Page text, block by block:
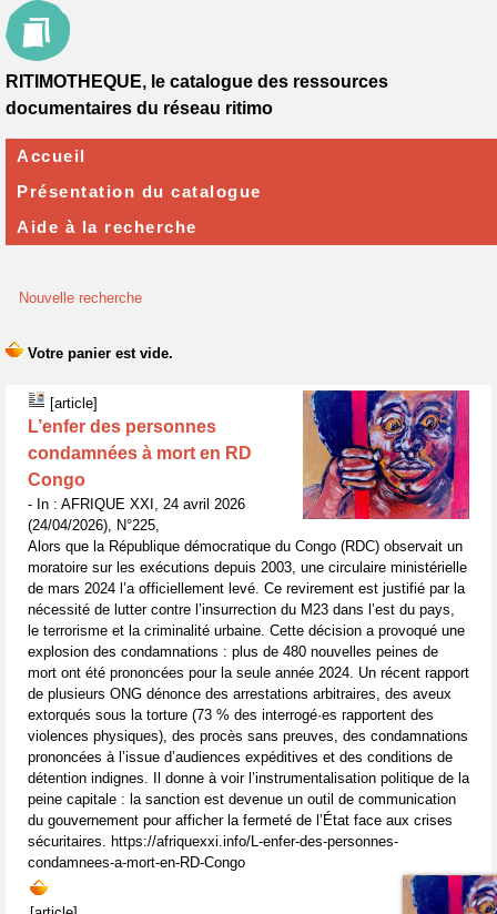
Nouvelle recherche
[article]
L’enfer des personnes
condamnées à mort en RD
Congo
- In : AFRIQUE XXI, 24 avril 2026
(24/04/2026), N°225,
Alors que la République démocratique du Congo (RDC) observait un
moratoire sur les exécutions depuis 2003, une circulaire ministérielle
de mars 2024 l’a officiellement levé. Ce revirement est justifié par la
nécessité de lutter contre l’insurrection du M23 dans l’est du pays,
le terrorisme et la criminalité urbaine. Cette décision a provoqué une
explosion des condamnations : plus de 480 nouvelles peines de
mort ont été prononcées pour la seule année 2024. Un récent rapport
de plusieurs ONG dénonce des arrestations arbitraires, des aveux
extorqués sous la torture (73 % des interrogé·es rapportent des
violences physiques), des procès sans preuves, des condamnations
prononcées à l’issue d’audiences expéditives et des conditions de
détention indignes. Il donne à voir l’instrumentalisation politique de la
peine capitale : la sanction est devenue un outil de communication
du gouvernement pour afficher la fermeté de l’État face aux crises
sécuritaires. https://afriquexxi.info/L-enfer-des-personnes-
condamnees-a-mort-en-RD-Congo
RITIMOTHEQUE, le catalogue des ressources
documentaires du réseau ritimo
Accueil
Présentation du catalogue
Aide à la recherche